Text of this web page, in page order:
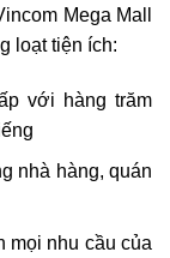
Mega Mall
loạt tiện ích:
với hàng trăm
nhà hàng, quán
mọi nhu cầu của